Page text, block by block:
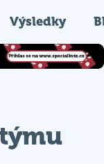
Výsledky